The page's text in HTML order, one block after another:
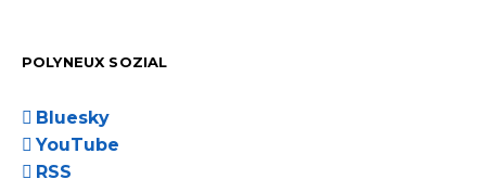
POLYNEUX SOZIAL
Bluesky
YouTube
RSS